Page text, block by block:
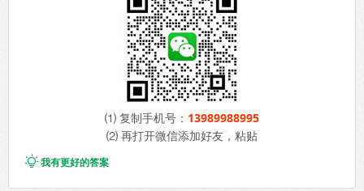
⑴ 复制手机号： 13989988995
⑵ 再打开微信添加好友，粘贴
我有更好的答案